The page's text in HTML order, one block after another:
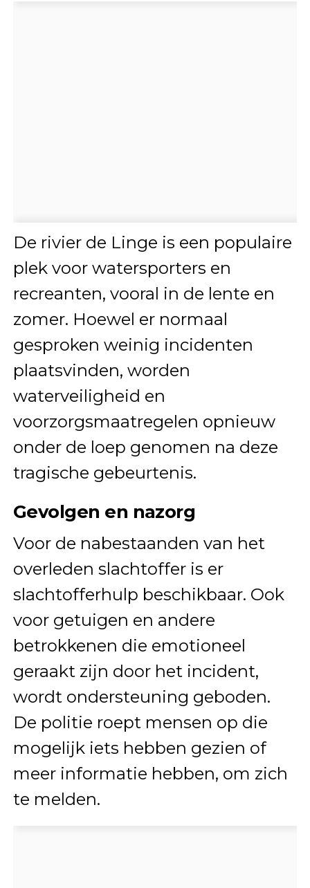
De rivier de Linge is een populaire
plek voor watersporters en
recreanten, vooral in de lente en
zomer. Hoewel er normaal
gesproken weinig incidenten
plaatsvinden, worden
waterveiligheid en
voorzorgsmaatregelen opnieuw
onder de loep genomen na deze
tragische gebeurtenis.
Gevolgen en nazorg
Voor de nabestaanden van het
overleden slachtoffer is er
slachtofferhulp beschikbaar. Ook
voor getuigen en andere
betrokkenen die emotioneel
geraakt zijn door het incident,
wordt ondersteuning geboden.
De politie roept mensen op die
mogelijk iets hebben gezien of
meer informatie hebben, om zich
te melden.